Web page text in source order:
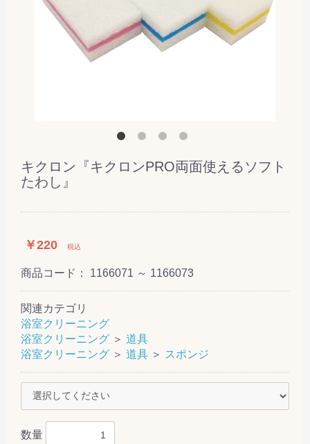
キクロン『キクロンPRO両面使えるソフト
たわし』
￥220 税込
商品コード： 1166071 ～ 1166073
関連カテゴリ
浴室クリーニング
浴室クリーニング ＞ 道具
浴室クリーニング ＞ 道具 ＞ スポンジ
数量